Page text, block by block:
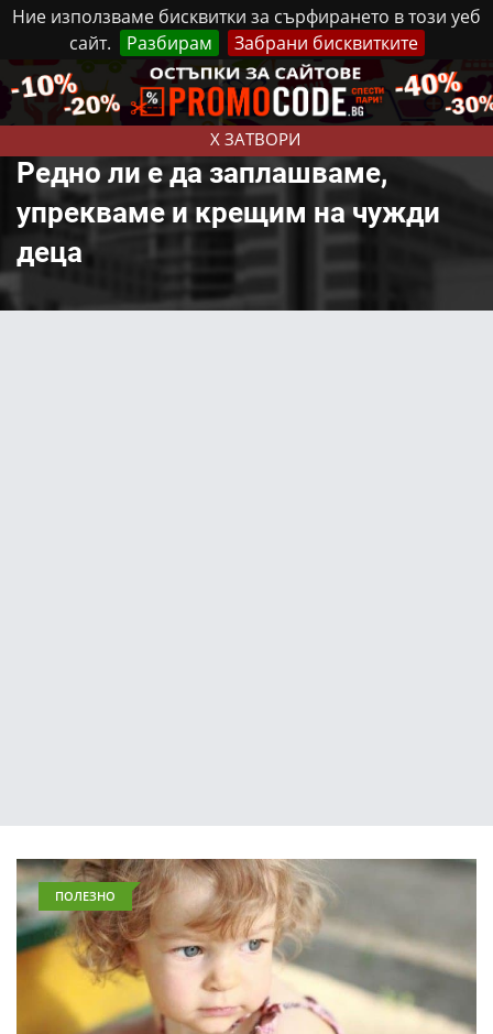
Ние използваме бисквитки за сърфирането в този уеб
сайт.
Разбирам Забрани бисквитките
X ЗАТВОРИ
Понеделник, 10 Август, 2026 Реклама Контакти
Редно ли е да заплашваме,
упрекваме и крещим на чужди
деца
ПОЛЕЗНО